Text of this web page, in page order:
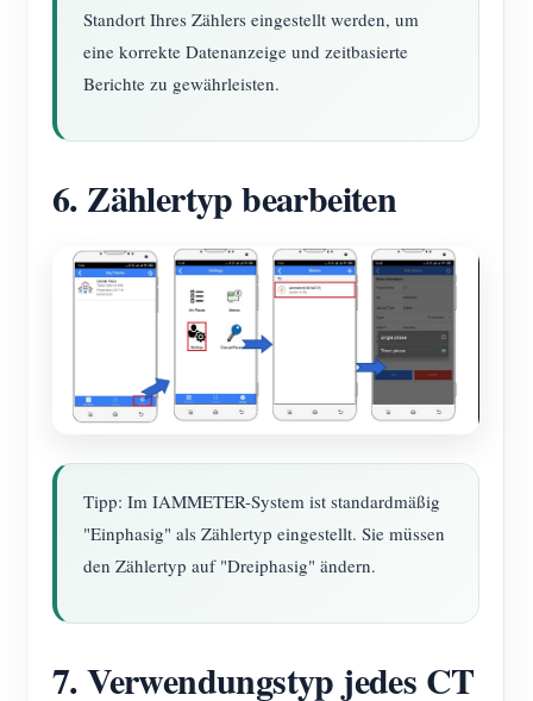
Standort Ihres Zählers eingestellt werden, um
eine korrekte Datenanzeige und zeitbasierte
Berichte zu gewährleisten.
6. Zählertyp bearbeiten
Tipp: Im IAMMETER-System ist standardmäßig
"Einphasig" als Zählertyp eingestellt. Sie müssen
den Zählertyp auf "Dreiphasig" ändern.
7. Verwendungstyp jedes CT